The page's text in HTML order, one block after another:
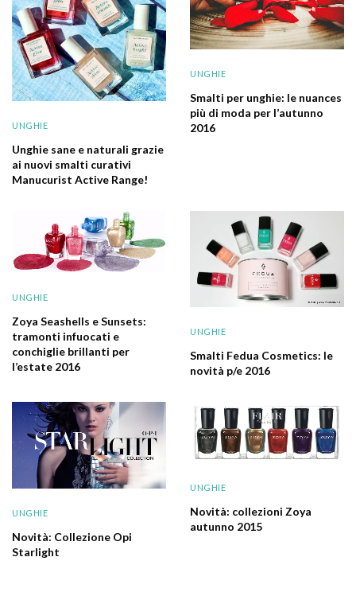
UNGHIE
Unghie sane e naturali grazie
ai nuovi smalti curativi
Manucurist Active Range!
UNGHIE
Smalti per unghie: le nuances
più di moda per l’autunno
2016
UNGHIE
Zoya Seashells e Sunsets:
tramonti infuocati e
conchiglie brillanti per
l’estate 2016
UNGHIE
Smalti Fedua Cosmetics: le
novità p/e 2016
UNGHIE
Novità: Collezione Opi
Starlight
UNGHIE
Novità: collezioni Zoya
autunno 2015